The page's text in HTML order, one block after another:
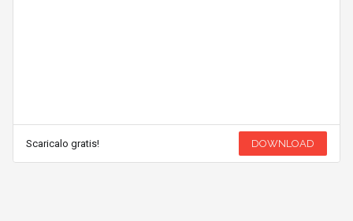
Scaricalo gratis! DOWNLOAD